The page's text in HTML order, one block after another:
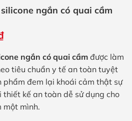
ngắn có quai cầm
Khoảng
giá:
45,000₫
đến
230,000₫
ngắn có quai cầm được làm
tiêu chuẩn y tế an toàn tuyệt
phẩm đem lại khoái cảm thật sự
thiết kế an toàn dễ sử dụng cho
một mình.